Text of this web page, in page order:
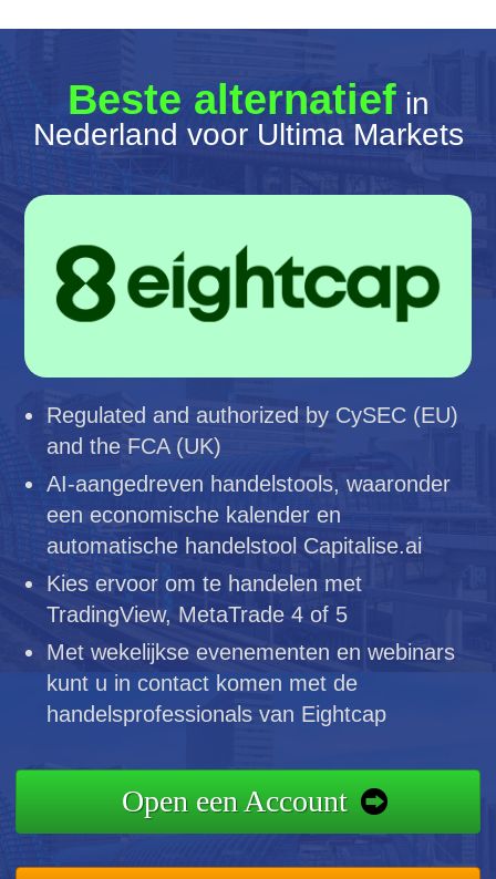
Beste alternatiefin
Nederland voor Ultima Markets
Regulated and authorized by CySEC (EU)
and the FCA (UK)
AI-aangedreven handelstools, waaronder
een economische kalender en
automatische handelstool Capitalise.ai
Kies ervoor om te handelen met
TradingView, MetaTrade 4 of 5
Met wekelijkse evenementen en webinars
kunt u in contact komen met de
handelsprofessionals van Eightcap
Open een Account